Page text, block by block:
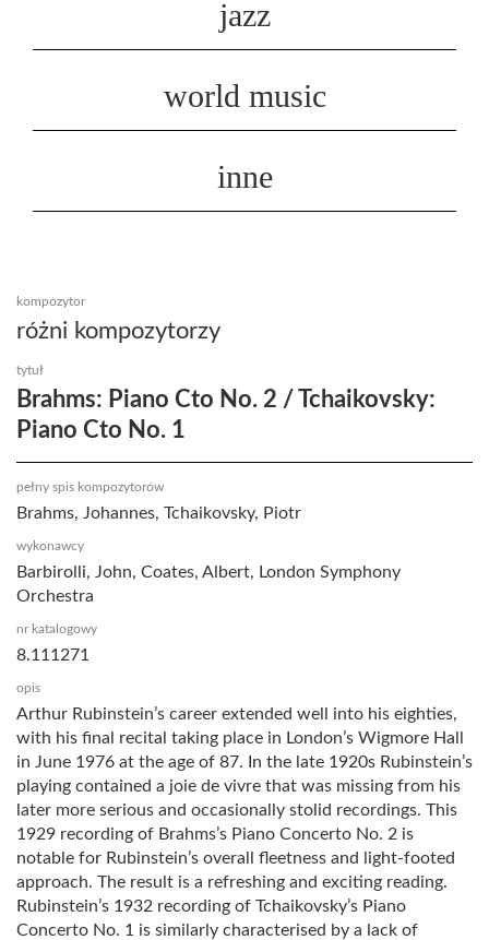
jazz
world music
inne
kompozytor
różni kompozytorzy
tytuł
Brahms: Piano Cto No. 2 / Tchaikovsky:
Piano Cto No. 1
pełny spis kompozytorów
Brahms, Johannes, Tchaikovsky, Piotr
wykonawcy
Barbirolli, John, Coates, Albert, London Symphony
Orchestra
nr katalogowy
8.111271
opis
Arthur Rubinstein’s career extended well into his eighties,
with his final recital taking place in London’s Wigmore Hall
in June 1976 at the age of 87. In the late 1920s Rubinstein’s
playing contained a joie de vivre that was missing from his
later more serious and occasionally stolid recordings. This
1929 recording of Brahms’s Piano Concerto No. 2 is
notable for Rubinstein’s overall fleetness and light-footed
approach. The result is a refreshing and exciting reading.
Rubinstein’s 1932 recording of Tchaikovsky’s Piano
Concerto No. 1 is similarly characterised by a lack of